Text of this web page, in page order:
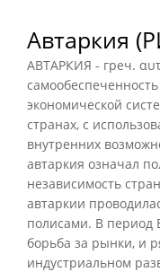
Автаркия
АВТАРКИЯ - греч.
экономической
странах, с
внутренних
автаркия означал
независимость
автаркии
полисами. В период
борьба за рынки, и
индустриальном